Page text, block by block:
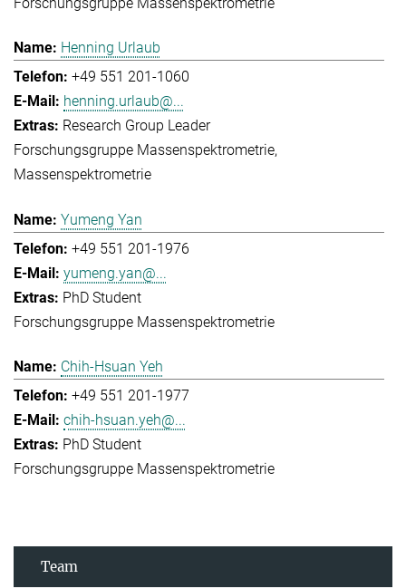
Henning Urlaub
+49 551 201-1060
henning.urlaub@...
Research Group Leader
Forschungsgruppe Massenspektrometrie
Massenspektrometrie
Yumeng Yan
+49 551 201-1976
yumeng.yan@...
PhD Student
Forschungsgruppe Massenspektrometrie
Chih-Hsuan Yeh
+49 551 201-1977
chih-hsuan.yeh@...
PhD Student
Forschungsgruppe Massenspektrometrie
Team